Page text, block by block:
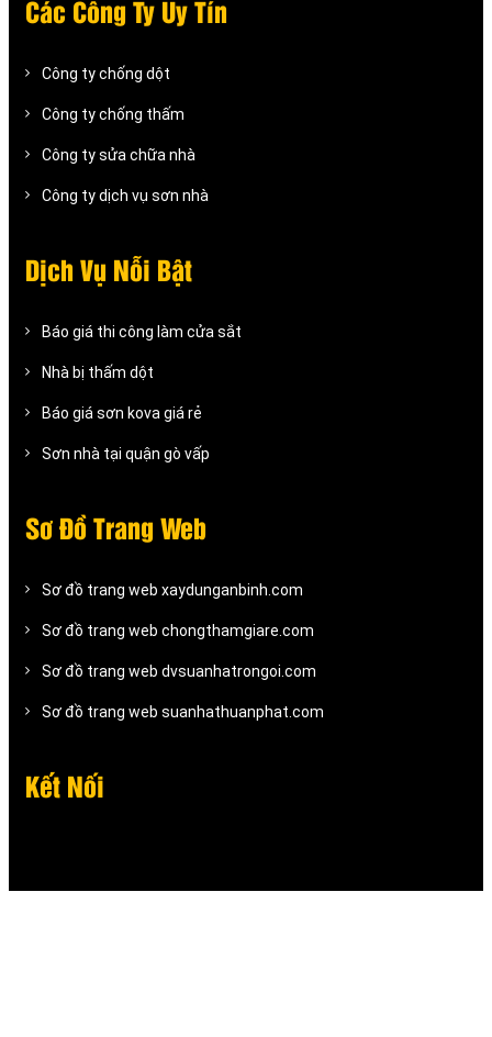
Các Công Ty Uy Tín
Công ty chống dột
Công ty chống thấm
Công ty sửa chữa nhà
Công ty dịch vụ sơn nhà
Dịch Vụ Nỗi Bật
Báo giá thi công làm cửa sắt
Nhà bị thấm dột
Báo giá sơn kova giá rẻ
Sơn nhà tại quận gò vấp
Sơ Đồ Trang Web
Sơ đồ trang web xaydunganbinh.com
Sơ đồ trang web chongthamgiare.com
Sơ đồ trang web dvsuanhatrongoi.com
Sơ đồ trang web suanhathuanphat.com
Kết Nối